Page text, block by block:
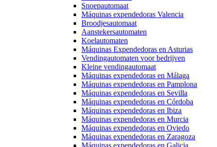
Snoepautomaat
Máquinas expendedoras Valencia
Broodjesautomaat
Aanstekersautomaten
Koelautomaten
Máquinas Expendedoras en Asturias
Vendingautomaten voor bedrijven
Kleine vendingautomaat
Máquinas expendedoras en Málaga
Máquinas expendedoras en Pamplona
Máquinas expendedoras en Sevilla
Máquinas expendedoras en Córdoba
Máquinas expendedoras en Ibiza
Máquinas expendedoras en Murcia
Máquinas expendedoras en Oviedo
Máquinas expendedoras en Zaragoza
Máquinas expendedoras en Galicia